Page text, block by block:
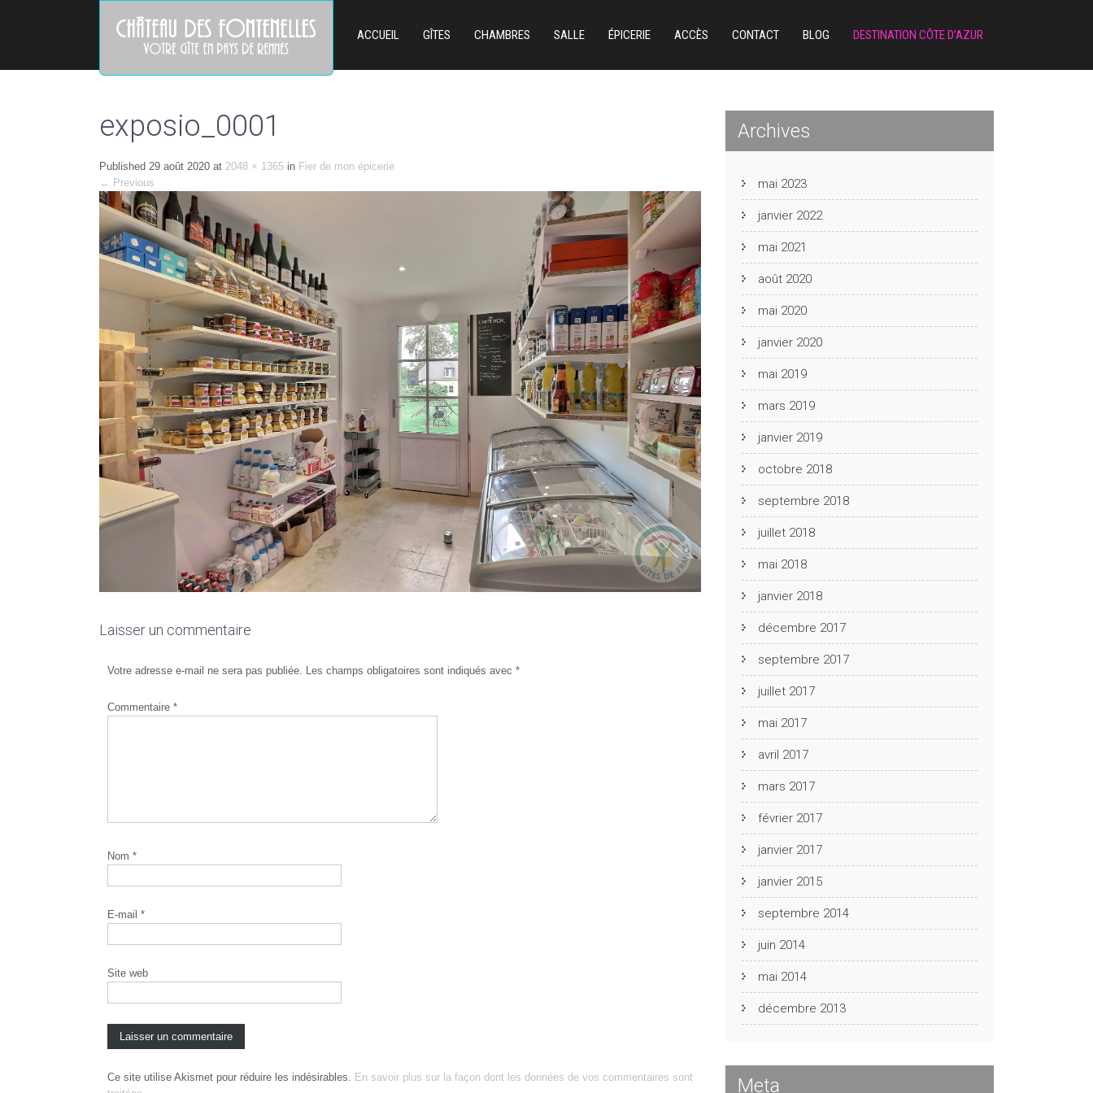
ACCUEIL GÎTES CHAMBRES SALLE ÉPICERIE ACCÈS CONTACT BLOG DESTINATION CÔTE D’AZUR
exposio_0001
Published 29 août 2020 at 2048 × 1365 in Fier de mon épicerie
← Previous
Laisser un commentaire
Votre adresse e-mail ne sera pas publiée. Les champs obligatoires sont indiqués avec *
Commentaire *
Nom *
E-mail *
Site web
Ce site utilise Akismet pour réduire les indésirables. En savoir plus sur la façon dont les données de vos commentaires sont
Archives
mai 2023
janvier 2022
mai 2021
août 2020
mai 2020
janvier 2020
mai 2019
mars 2019
janvier 2019
octobre 2018
septembre 2018
juillet 2018
mai 2018
janvier 2018
décembre 2017
septembre 2017
juillet 2017
mai 2017
avril 2017
mars 2017
février 2017
janvier 2017
janvier 2015
septembre 2014
juin 2014
mai 2014
décembre 2013
Meta